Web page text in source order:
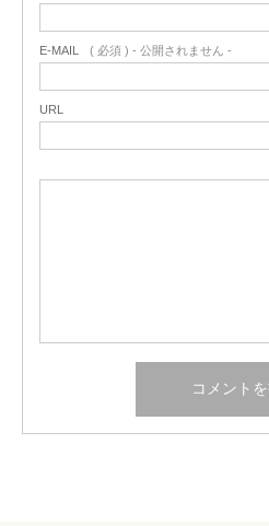
E-MAIL ( 必須 ) - 公開されません -
URL